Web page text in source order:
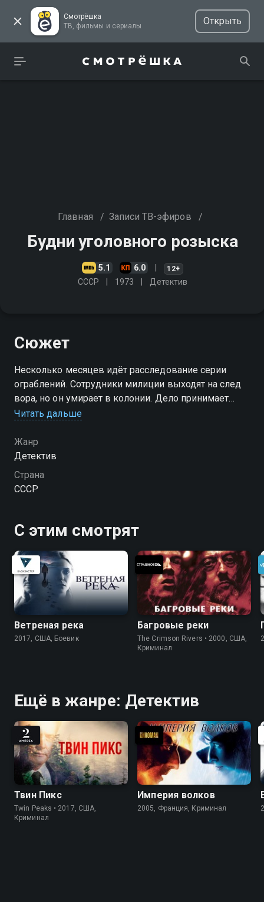
Смотрёшка
ТВ, фильмы и сериалы
Открыть
Главная / Записи ТВ-эфиров /
Будни уголовного розыска
5.1 6.0 12+
СССР 1973 Детектив
Сюжет
Несколько месяцев идёт расследование серии
ограблений. Сотрудники милиции выходят на след
вора, но он умирает в колонии. Дело принимает
новый оборот, когда выясняется, что перед смертью
спрятал деньги
Читать дальше
Жанр
Детектив
Страна
СССР
С этим смотрят
Ветреная река
2017, США, Боевик
Багровые реки
The Crimson Rivers • 2000, США,
Криминал
Ещё в жанре: Детектив
Твин Пикс
Twin Peaks • 2017, США,
Криминал
Империя волков
2005, Франция, Криминал